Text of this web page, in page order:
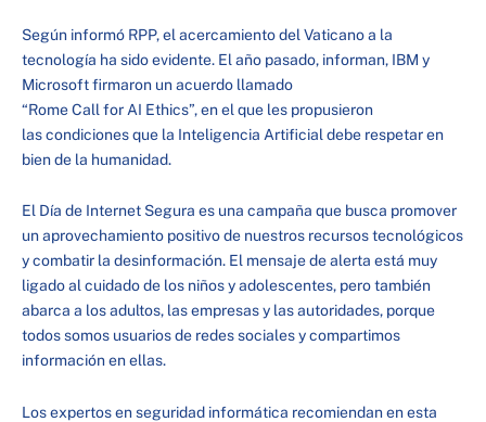
Según informó RPP, el acercamiento del Vaticano a la
tecnología ha sido evidente. El año pasado, informan, IBM y
Microsoft firmaron un acuerdo llamado
“Rome Call for AI Ethics”, en el que les propusieron
las condiciones que la Inteligencia Artificial debe respetar en
bien de la humanidad.
El Día de Internet Segura es una campaña que busca promover
un aprovechamiento positivo de nuestros recursos tecnológicos
y combatir la desinformación. El mensaje de alerta está muy
ligado al cuidado de los niños y adolescentes, pero también
abarca a los adultos, las empresas y las autoridades, porque
todos somos usuarios de redes sociales y compartimos
información en ellas.
Los expertos en seguridad informática recomiendan en esta